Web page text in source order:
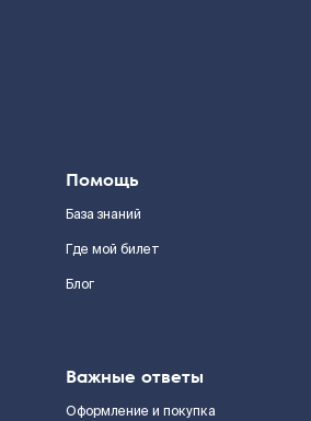
Помощь
База знаний
Где мой билет
Блог
Важные ответы
Оформление и покупка